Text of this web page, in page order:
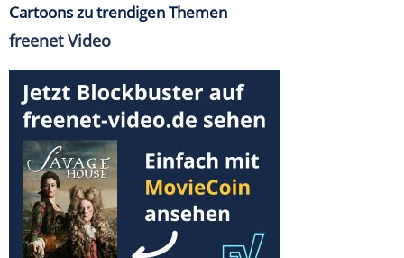
Cartoons zu trendigen Themen
freenet Video